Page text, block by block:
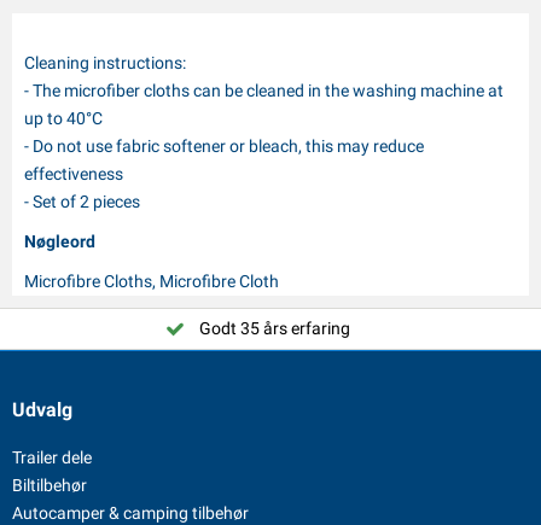
Cleaning instructions:
- The microfiber cloths can be cleaned in the washing machine at
up to 40°C
- Do not use fabric softener or bleach, this may reduce
effectiveness
- Set of 2 pieces
Nøgleord
Microfibre Cloths, Microfibre Cloth
Godt 35 års erfaring
Udvalg
Trailer dele
Biltilbehør
Autocamper & camping tilbehør